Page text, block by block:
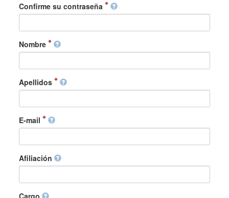
Confirme su contraseña
Nombre
Apellidos
E-mail
Afiliación
Cargo